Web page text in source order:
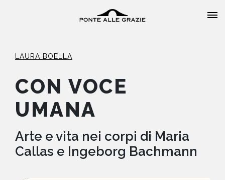
CHI SIAMO
CATALOGO
LAURA BOELLA
CON VOCE
UMANA
Arte e vita nei corpi di Maria
Callas e Ingeborg Bachmann